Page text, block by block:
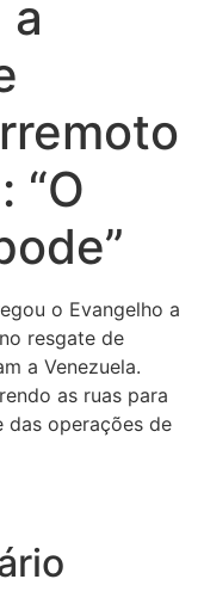
a
“O
o Evangelho a
resgate de
a Venezuela.
as ruas para
operações de